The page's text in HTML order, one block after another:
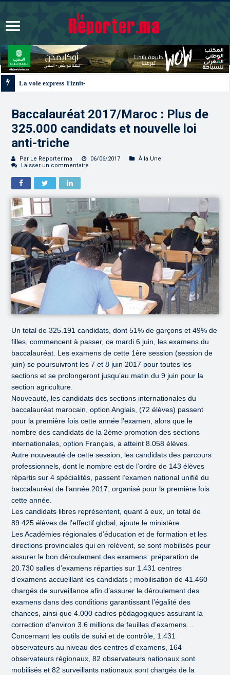
Baccalauréat 2017/Maroc : Plus de
325.000 candidats et nouvelle loi
anti-triche
Par Le Reporter.ma 06/06/2017
À la Une
Laisser un commentaire
Un total de 325.191 candidats, dont 51% de garçons et 49% de
filles, commencent à passer, ce mardi 6 juin, les examens du
baccalauréat. Les examens de cette 1ère session (session de
juin) se poursuivront les 7 et 8 juin 2017 pour toutes les
sections et se prolongeront jusqu’au matin du 9 juin pour la
section agriculture.
Nouveauté, les candidats des sections internationales du
baccalauréat marocain, option Anglais, (72 élèves) passent
pour la première fois cette année l’examen, alors que le
nombre des candidats de la 2ème promotion des sections
internationales, option Français, a atteint 8.058 élèves.
Autre nouveauté de cette session, les candidats des parcours
professionnels, dont le nombre est de l’ordre de 143 élèves
répartis sur 4 spécialités, passent l’examen national unifié du
baccalauréat de l’année 2017, organisé pour la première fois
cette année.
Les candidats libres représentent, quant à eux, un total de
89.425 élèves de l’effectif global, ajoute le ministère.
Les Académies régionales d’éducation et de formation et les
directions provinciales qui en relèvent, se sont mobilisés pour
assurer le bon déroulement des examens: préparation de
20.730 salles d’examens réparties sur 1.431 centres
d’examens accueillant les candidats ; mobilisation de 41.460
chargés de surveillance afin d’assurer le déroulement des
examens dans des conditions garantissant l’égalité des
chances, ainsi que 4.000 cadres pédagogiques assurant la
correction d’environ 3.6 millions de feuilles d’examens…
Concernant les outils de suivi et de contrôle, 1.431
observateurs au niveau des centres d’examens, 164
observateurs régionaux, 82 observateurs nationaux sont
mobilisés et 82 surveillants nationaux sont chargés de la